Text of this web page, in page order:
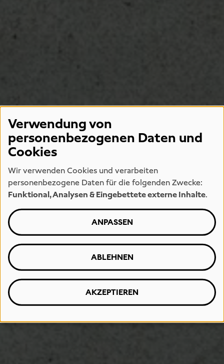
Verwendung von
personenbezogenen Daten und
Cookies
Wir verwenden Cookies und verarbeiten
personenbezogene Daten für die folgenden Zwecke:
Funktional, Analysen & Eingebettete externe Inhalte.
ANPASSEN
ABLEHNEN
AKZEPTIEREN